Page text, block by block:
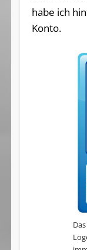
habe ich
Konto.